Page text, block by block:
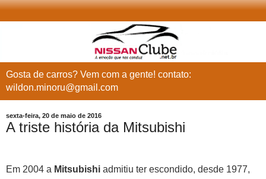
Gosta de carros? Vem com a gente! contato:
wildon.minoru@gmail.com
sexta-feira, 20 de maio de 2016
A triste história da Mitsubishi
Em 2004 a Mitsubishi admitiu ter escondido, desde 1977,